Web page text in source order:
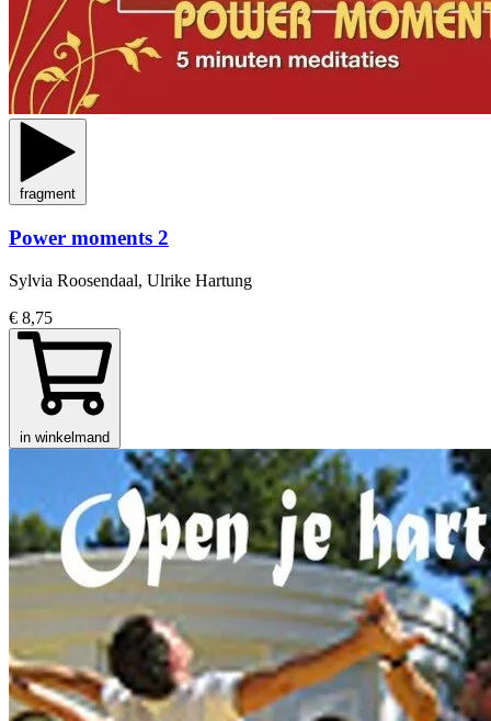
fragment
Power moments 2
Sylvia Roosendaal, Ulrike Hartung
€ 8,75
in winkelmand